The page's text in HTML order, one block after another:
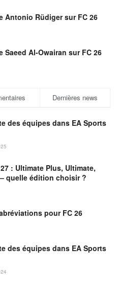
Antonio Rüdiger sur FC 26
Saeed Al-Owairan sur FC 26
Dernières news
des équipes dans EA Sports
27 : Ultimate Plus, Ultimate,
quelle édition choisir ?
pour FC 26
des équipes dans EA Sports